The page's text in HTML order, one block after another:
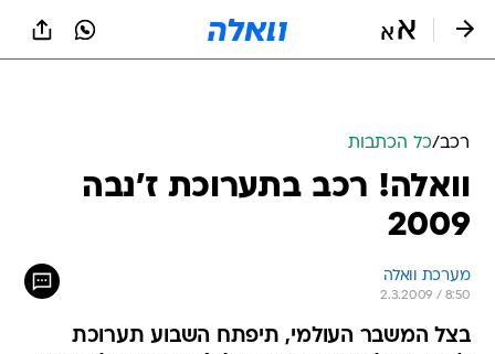
רכב/כל הכתבות
וואלה! רכב בתערוכת ז'נבה
2009
מערכת וואלה
2.3.2009 / 8:50
בצל המשבר העולמי, תיפתח השבוע תערוכת